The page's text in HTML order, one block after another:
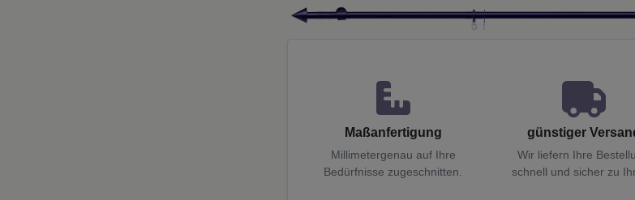
Maßanfertigung
Millimetergenau auf Ihre
Bedürfnisse zugeschnitten.
günstiger
Wir liefern Ihre
schnell und sicher zu